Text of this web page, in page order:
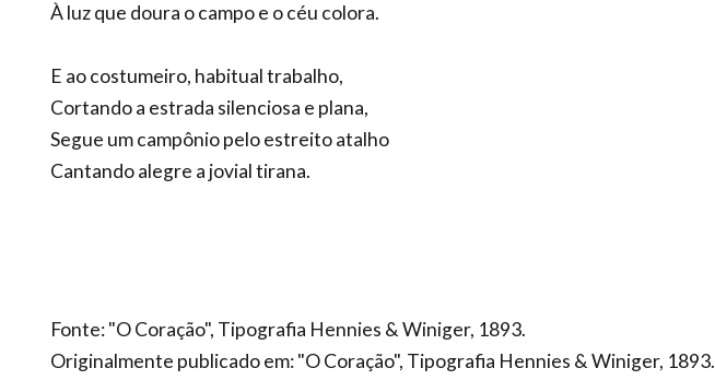
À luz que doura o campo e o céu colora.
E ao costumeiro, habitual trabalho,
Cortando a estrada silenciosa e plana,
Segue um campônio pelo estreito atalho
Cantando alegre a jovial tirana.
Fonte: "O Coração", Tipografia Hennies & Winiger, 1893.
Originalmente publicado em: "O Coração", Tipografia Hennies & Winiger, 1893.